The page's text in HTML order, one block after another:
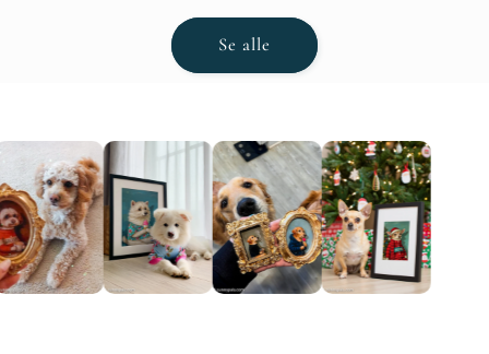
Se alle